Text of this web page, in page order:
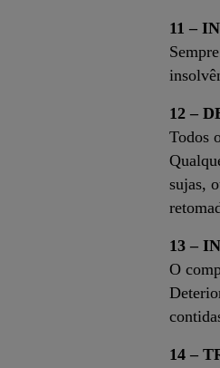
11 –
12 –
Todos
sujas,
13 –
O
14 –